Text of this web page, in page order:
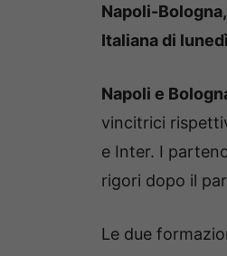
Napoli-
Italiana di
Napoli e
vincitrici
e Inter. I
rigori dopo il
Le due